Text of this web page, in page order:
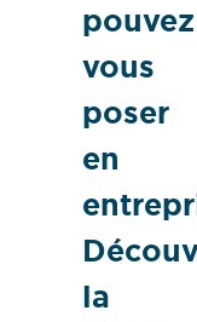
pouvez
vous
poser
en
la